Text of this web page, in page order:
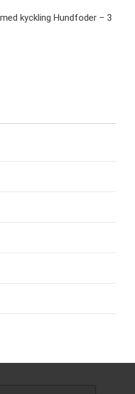
kyckling Hundfoder – 3